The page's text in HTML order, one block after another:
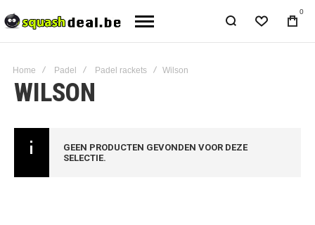
0
Home Padel Padel rackets Wilson
WILSON
GEEN PRODUCTEN GEVONDEN VOOR DEZE
SELECTIE.